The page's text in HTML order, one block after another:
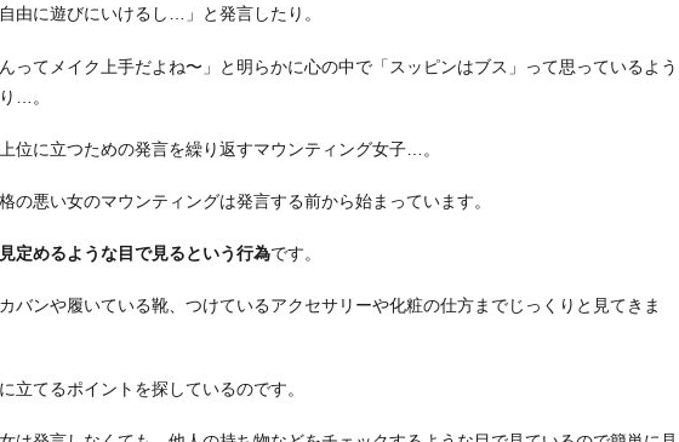
由に遊びにいけるし…」と発言したり。
んってメイク上手だよね〜」と明らかに心の中で「スッピンはブス」って思っているよう
…。
位に立つための発言を繰り返すマウンティング女子…。
の悪い女のマウンティングは発言する前から始まっています。
定めるような目で見るという行為です。
バンや履いている靴、つけているアクセサリーや化粧の仕方までじっくりと見てきま
立てるポイントを探しているのです。